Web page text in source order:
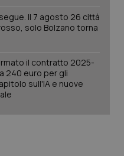
Il 7 agosto 26 città
solo Bolzano torna
il contratto 2025-
240 euro per gli
sull'IA e nuove